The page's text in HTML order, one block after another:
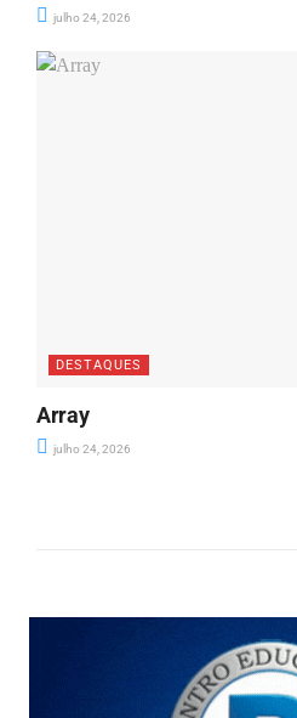
julho 24, 2026
DESTAQUES
Array
julho 24, 2026